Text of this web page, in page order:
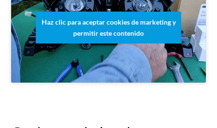
Haz clic para aceptar cookies de marketing y
permitir este contenido